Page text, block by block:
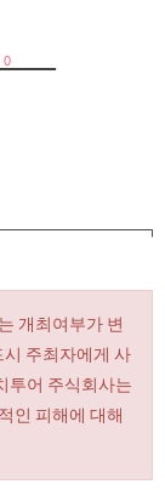
0
개최여부가 변
시 주최자에게 사
투어 주식회사는
인 피해에 대해